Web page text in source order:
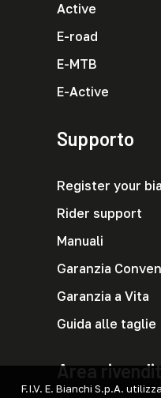
Active
E-road
E-MTB
E-Active
Supporto
Register your
Rider support
Manuali
Garanzia
Garanzia a Vita
Guida alle taglie
Area
F.I.V. E. Bianchi S.p.A.